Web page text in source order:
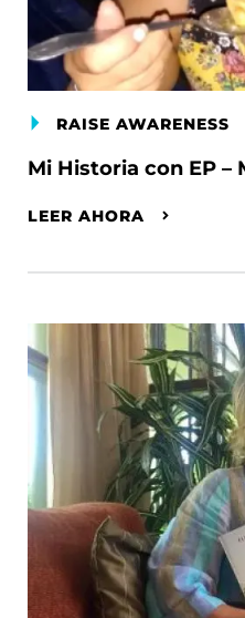
RAISE AWARENESS
Mi Historia con EP –
LEER AHORA